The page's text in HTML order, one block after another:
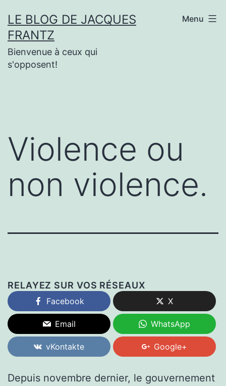
au
contenu
LE BLOG DE JACQUES
FRANTZ
Bienvenue à ceux qui
s'opposent!
Menu
Violence ou
non violence.
RELAYEZ SUR VOS RÉSEAUX
Facebook X
Email WhatsApp
vKontakte Google+
Depuis novembre dernier, le gouvernement